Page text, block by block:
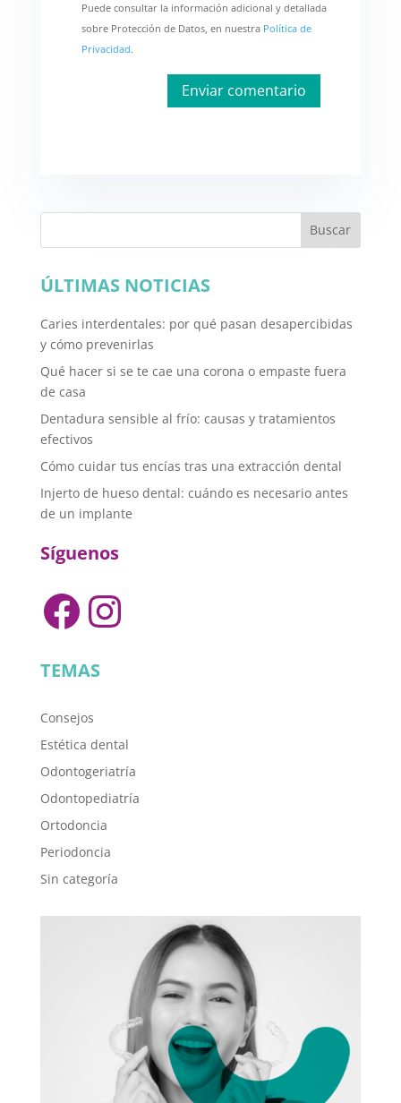
Puede consultar la información adicional y detallada
sobre Protección de Datos, en nuestra Política de
Privacidad.
Buscar
ÚLTIMAS NOTICIAS
Caries interdentales: por qué pasan desapercibidas
y cómo prevenirlas
Qué hacer si se te cae una corona o empaste fuera
de casa
Dentadura sensible al frío: causas y tratamientos
efectivos
Cómo cuidar tus encías tras una extracción dental
Injerto de hueso dental: cuándo es necesario antes
de un implante
Síguenos
Facebook
Instagram
TEMAS
Consejos
Estética dental
Odontogeriatría
Odontopediatría
Ortodoncia
Periodoncia
Sin categoría